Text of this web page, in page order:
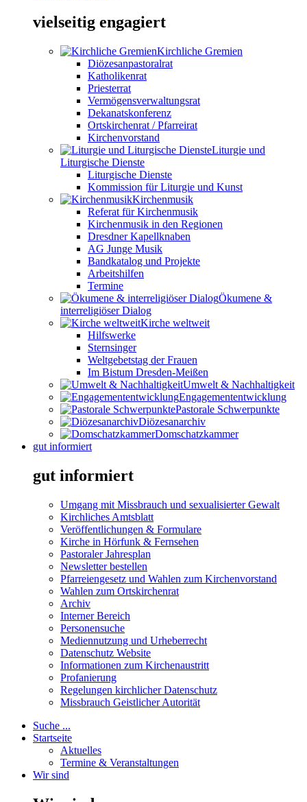
vielseitig engagiert
Kirchliche Gremien
Diözesanpastoralrat
Katholikenrat
Priesterrat
Vermögensverwaltungsrat
Dekanatskonferenz
Ortskirchenrat / Pfarreirat
Kirchenvorstand
Liturgie und
Liturgische Dienste
Liturgische Dienste
Kommission für Liturgie und Kunst
Kirchenmusik
Referat für Kirchenmusik
Kirchenmusik in den Regionen
Dresdner Kapellknaben
AG Junge Musik
Bandkatalog und Projekte
Arbeitshilfen
Termine
Ökumene &
interreligiöser Dialog
Kirche weltweit
Hilfswerke
Sternsinger
Weltgebetstag der Frauen
Im Bistum Dresden-Meißen
Umwelt & Nachhaltigkeit
Engagemententwicklung
Pastorale Schwerpunkte
Diözesanarchiv
Domschatzkammer
gut informiert
gut informiert
Umgang mit Missbrauch und sexualisierter Gewalt
Kirchliches Amtsblatt
Veröffentlichungen & Formulare
Kirche in Hörfunk & Fernsehen
Pastoraler Jahresplan
Newsletter bestellen
Pfarreiengesetz und Wahlen zum Kirchenvorstand
Wahlen zum Ortskirchenrat
Archiv
Interner Bereich
Personensuche
Mediennutzung und Urheberrecht
Datenschutz Website
Informationen zum Kirchenaustritt
Profanierung
Regelungen kirchlicher Datenschutz
Missbrauch Geistlicher Autorität
Suche ...
Startseite
Aktuelles
Termine & Veranstaltungen
Wir sind